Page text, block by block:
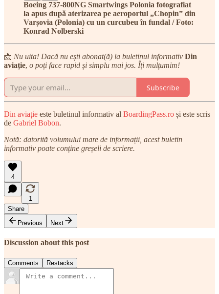
Boeing 737-800NG Smartwings Polonia fotografiat
la apus după aterizarea pe aeroportul „Chopin” din
Varșovia (Polonia) cu un curcubeu în fundal / Foto:
Konrad Nolberski
📩 Nu uita! Dacă nu ești abonat(ă) la buletinul informativ Din
aviație, o poți face rapid și simplu mai jos. Îți mulțumim!
Subscribe
Din aviație este buletinul informativ al BoardingPass.ro și este scris
de Gabriel Bobon.
Notă: datorită volumului mare de informații, acest buletin
informativ poate conține greșeli de scriere.
4
1
Share
Previous
Next
Discussion about this post
Comments Restacks